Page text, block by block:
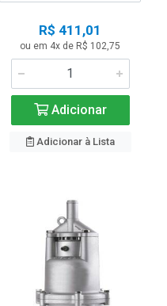
R$ 411,01
ou em 4x de R$ 102,75
Adicionar
Adicionar à Lista